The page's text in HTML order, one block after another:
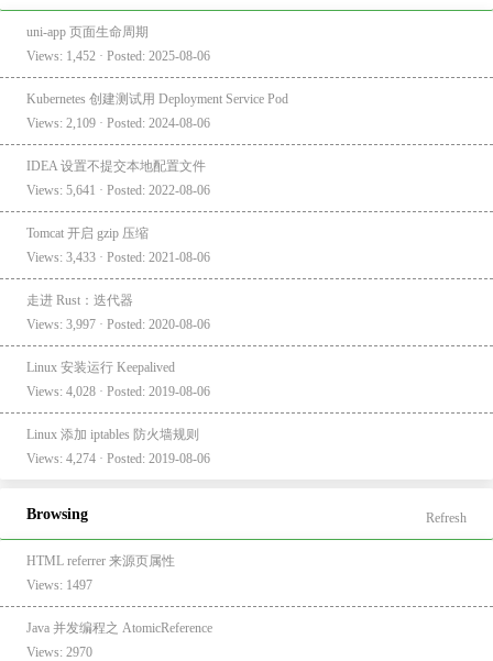
uni-app 页面生命周期
Views: 1,452 · Posted: 2025-08-06
Kubernetes 创建测试用 Deployment Service Pod
Views: 2,109 · Posted: 2024-08-06
IDEA 设置不提交本地配置文件
Views: 5,641 · Posted: 2022-08-06
Tomcat 开启 gzip 压缩
Views: 3,433 · Posted: 2021-08-06
走进 Rust：迭代器
Views: 3,997 · Posted: 2020-08-06
Linux 安装运行 Keepalived
Views: 4,028 · Posted: 2019-08-06
Linux 添加 iptables 防火墙规则
Views: 4,274 · Posted: 2019-08-06
Browsing Refresh
HTML referrer 来源页属性
Views: 1497
Java 并发编程之 AtomicReference
Views: 2970